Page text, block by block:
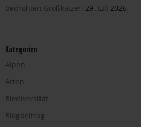
bedrohten Großkatzen 29. Juli 2026
Kategorien
Alpen
Arten
Biodiversität
Blogbeitrag